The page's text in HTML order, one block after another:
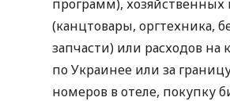
программ), хозяйственных
(канцтовары, оргтехника,
запчасти) или расходов на
по Украинее или за
номеров в отеле, покупку